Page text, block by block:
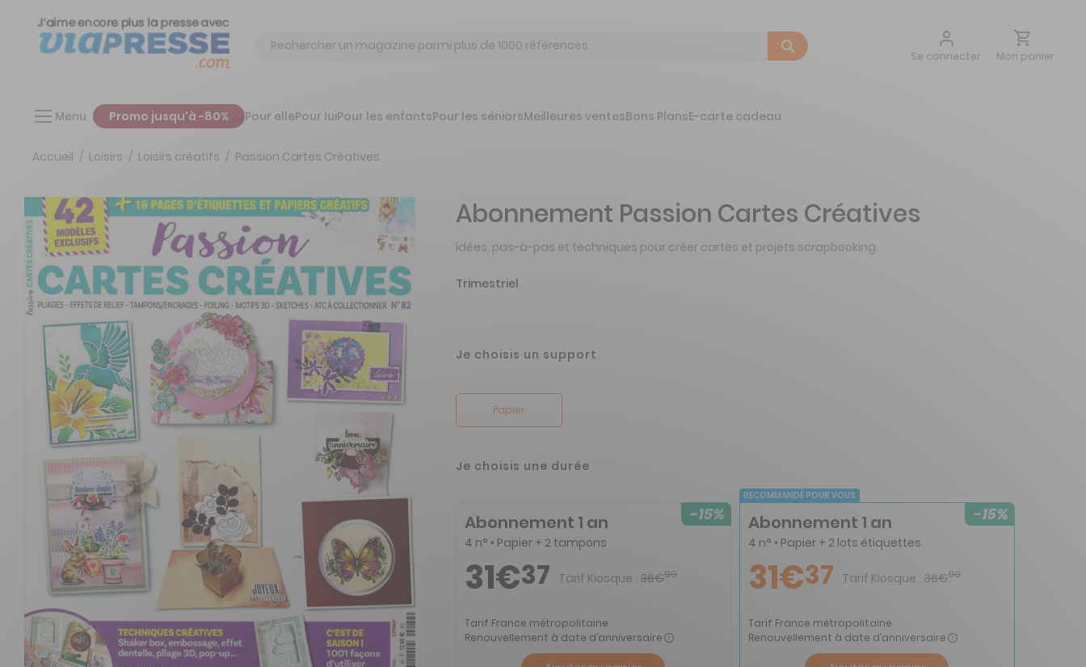
Chercher
Se connecter
Aller
Mon panier
Menu Promo jusqu'à -80% Pour ellePour luiPour les enfantsPour les séniorsMeilleures ventesBons PlansE-carte cadeau
Accueil Loisirs Loisirs créatifs Passion Cartes Créatives
Abonnement Passion Cartes Créatives
Idées, pas-à-pas et techniques pour créer cartes et projets scrapbooking.
Trimestriel
Je choisis un support
Papier
Je choisis une durée
RECOMMANDÉ POUR VOUS
-15%
Abonnement 1 an
4 n° • Papier + 2 lots étiquettes
31€37 Tarif Kiosque : 36€90
Tarif France métropolitaine
Renouvellement à date d’anniversaire
-15%
Abonnement 1 an
4 n° • Papier + 2 tampons
31€37 Tarif Kiosque : 36€90
Tarif France métropolitaine
Renouvellement à date d’anniversaire